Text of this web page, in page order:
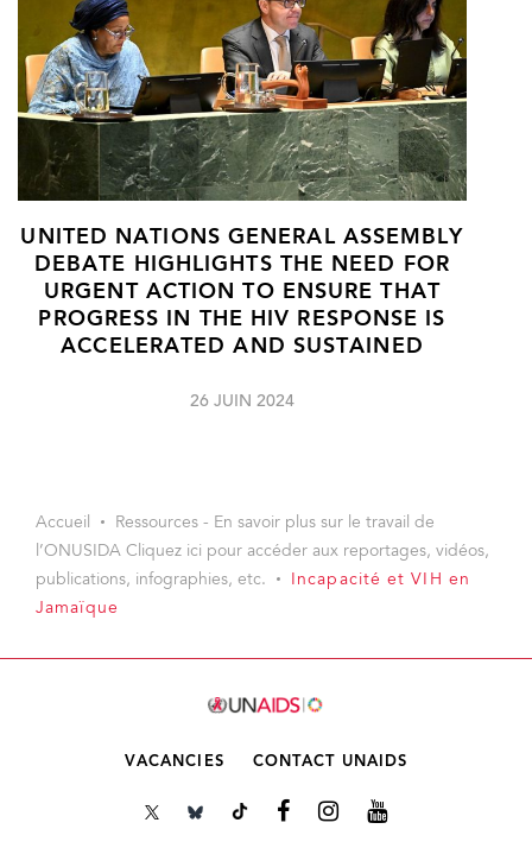
UNITED NATIONS GENERAL ASSEMBLY
DEBATE HIGHLIGHTS THE NEED FOR
URGENT ACTION TO ENSURE THAT
PROGRESS IN THE HIV RESPONSE IS
ACCELERATED AND SUSTAINED
26 JUIN 2024
Accueil
Ressources - En savoir plus sur le travail de
l’ONUSIDA Cliquez ici pour accéder aux reportages, vidéos,
publications, infographies, etc.
Incapacité et VIH en
Jamaïque
VACANCIES CONTACT UNAIDS